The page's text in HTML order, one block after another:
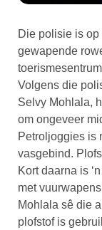
Die polisie is op
gewapende
Volgens die
Selvy Mohlala,
om ongeveer
Petroljoggies is
vasgebind.
Kort daarna is
met
Mohlala sê die
plofstof is